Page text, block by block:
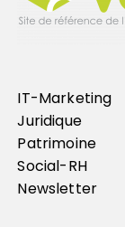
IT-Marketing
Juridique
Patrimoine
Social-RH
Newsletter